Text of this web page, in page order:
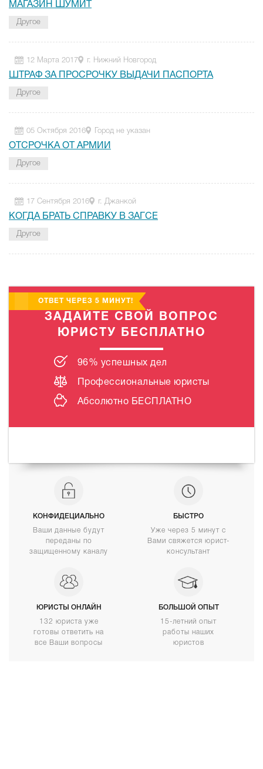
МАГАЗИН ШУМИТ
Другое
12 Марта 2017 г. Нижний Новгород
ШТРАФ ЗА ПРОСРОЧКУ ВЫДАЧИ ПАСПОРТА
Другое
05 Октября 2016 Город не указан
ОТСРОЧКА ОТ АРМИИ
Другое
17 Сентября 2016 г. Джанкой
КОГДА БРАТЬ СПРАВКУ В ЗАГСЕ
Другое
ОТВЕТ ЧЕРЕЗ 5 МИНУТ!
ЗАДАЙТЕ СВОЙ ВОПРОС
ЮРИСТУ БЕСПЛАТНО
96% успешных дел
Профессиональные юристы
Абсолютно БЕСПЛАТНО
КОНФИДЕЦИАЛЬНО
Ваши данные будут
переданы по
защищенному каналу
БЫСТРО
Уже через 5 минут с
Вами свяжется юрист-
консультант
ЮРИСТЫ ОНЛАЙН
132 юриста уже
готовы ответить на
все Ваши вопросы
БОЛЬШОЙ ОПЫТ
15-летний опыт
работы наших
юристов